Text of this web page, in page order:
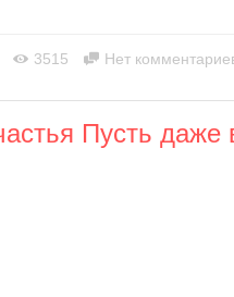
3515 Нет
Пусть даже